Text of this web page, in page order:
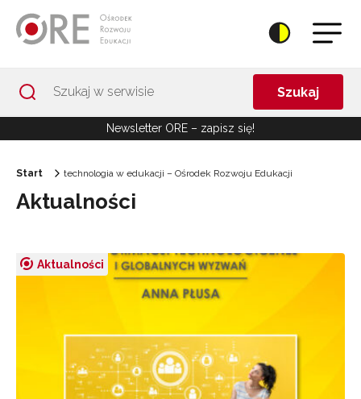
Szukaj
Newsletter ORE – zapisz się!
Start technologia w edukacji – Ośrodek Rozwoju Edukacji
Aktualności
Aktualności